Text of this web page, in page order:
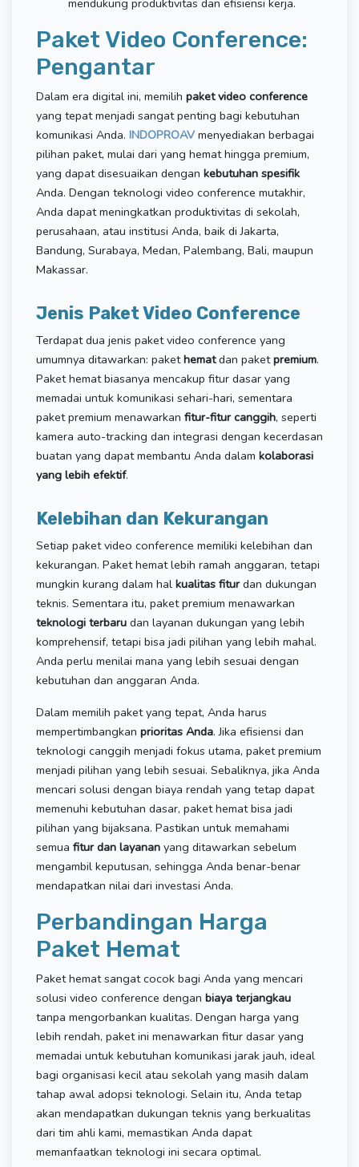
Paket Video Conference:
Pengantar
Dalam era digital ini, memilih paket video conference
yang tepat menjadi sangat penting bagi kebutuhan
komunikasi Anda. INDOPROAVmenyediakan berbagai
pilihan paket, mulai dari yang hemat hingga premium,
yang dapat disesuaikan dengan kebutuhan spesifik
Anda. Dengan teknologi video conference mutakhir,
Anda dapat meningkatkan produktivitas di sekolah,
perusahaan, atau institusi Anda, baik di Jakarta,
Bandung, Surabaya, Medan, Palembang, Bali, maupun
Makassar.
Jenis Paket Video Conference
Terdapat dua jenis paket video conference yang
umumnya ditawarkan: pakethematdan paketpremium.
Paket hemat biasanya mencakup fitur dasar yang
memadai untuk komunikasi sehari-hari, sementara
paket premium menawarkan fitur-fitur canggih, seperti
kamera auto-tracking dan integrasi dengan kecerdasan
buatan yang dapat membantu Anda dalam kolaborasi
yang lebih efektif.
Kelebihan dan Kekurangan
Setiap paket video conference memiliki kelebihan dan
kekurangan. Paket hemat lebih ramah anggaran, tetapi
mungkin kurang dalam hal kualitas fiturdan dukungan
teknis. Sementara itu, paket premium menawarkan
teknologi terbaru dan layanan dukungan yang lebih
komprehensif, tetapi bisa jadi pilihan yang lebih mahal.
Anda perlu menilai mana yang lebih sesuai dengan
kebutuhan dan anggaran Anda.
Dalam memilih paket yang tepat, Anda harus
mempertimbangkan prioritas Anda. Jika efisiensi dan
teknologi canggih menjadi fokus utama, paket premium
menjadi pilihan yang lebih sesuai. Sebaliknya, jika Anda
mencari solusi dengan biaya rendah yang tetap dapat
memenuhi kebutuhan dasar, paket hemat bisa jadi
pilihan yang bijaksana. Pastikan untuk memahami
semua fitur dan layanan yang ditawarkan sebelum
mengambil keputusan, sehingga Anda benar-benar
mendapatkan nilai dari investasi Anda.
Perbandingan Harga
Paket Hemat
Paket hemat sangat cocok bagi Anda yang mencari
solusi video conference dengan biaya terjangkau
tanpa mengorbankan kualitas. Dengan harga yang
lebih rendah, paket ini menawarkan fitur dasar yang
memadai untuk kebutuhan komunikasi jarak jauh, ideal
bagi organisasi kecil atau sekolah yang masih dalam
tahap awal adopsi teknologi. Selain itu, Anda tetap
akan mendapatkan dukungan teknis yang berkualitas
dari tim ahli kami, memastikan Anda dapat
memanfaatkan teknologi ini secara optimal.